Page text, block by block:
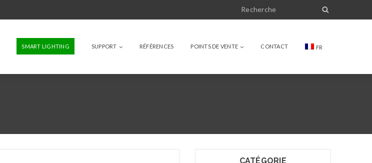
SMART LIGHTING SUPPORT RÉFÉRENCES POINTS DE VENTE CONTACT FR
CATÉGORIE